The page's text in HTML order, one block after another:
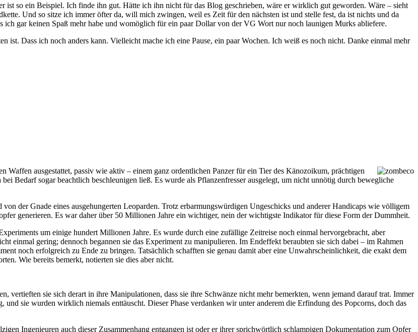
ist so ein Beispiel. Ich finde ihn gut. Hätte ich ihn nicht für das Blog geschrieben, wäre er wirklich gut geworden. Wäre – sieht
Und so sitze ich immer öfter da, will mich zwingen, weil es Zeit für den nächsten ist und stelle fest, da ist nichts und da
gar keinen Spaß mehr habe und womöglich für ein paar Dollar von der VG Wort nur noch launigen Murks abliefere.
ist. Dass ich noch anders kann. Vielleicht mache ich eine Pause, ein paar Wochen. Ich weiß es noch nicht. Danke einmal mehr
Waffen ausgestattet, passiv wie aktiv – einem ganz ordentlichen Panzer für ein Tier des Känozoikum, prächtigen
Bedarf sogar beachtlich beschleunigen ließ. Es wurde als Pflanzenfresser ausgelegt, um nicht unnötig durch bewegliche
der Gnade eines ausgehungerten Leoparden. Trotz erbarmungswürdigen Ungeschicks und anderer Handicaps wie völligem
generieren. Es war daher über 50 Millionen Jahre ein wichtiger, nein der wichtigste Indikator für diese Form der Dummheit.
um einige hundert Millionen Jahre. Es wurde durch eine zufällige Zeitreise noch einmal hervorgebracht, aber
einmal gering; dennoch begannen sie das Experiment zu manipulieren. Im Endeffekt beraubten sie sich dabei – im Rahmen
noch erfolgreich zu Ende zu bringen. Tatsächlich schafften sie genau damit aber eine Unwahrscheinlichkeit, die exakt dem
Wie bereits bemerkt, notierten sie dies aber nicht.
vertieften sie sich derart in ihre Manipulationen, dass sie ihre Schwänze nicht mehr bemerkten, wenn jemand darauf trat. Immer
und sie wurden wirklich niemals enttäuscht. Dieser Phase verdanken wir unter anderem die Erfindung des Popcorns, doch das
Ingenieuren auch dieser Zusammenhang entgangen ist oder er ihrer sprichwörtlich schlampigen Dokumentation zum Opfer